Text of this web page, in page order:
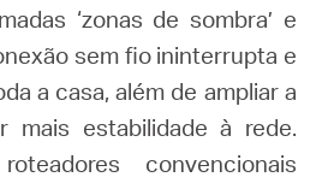
‘zonas de sombra’ e
sem fio ininterrupta e
a casa, além de ampliar a
mais estabilidade à rede.
convencionais